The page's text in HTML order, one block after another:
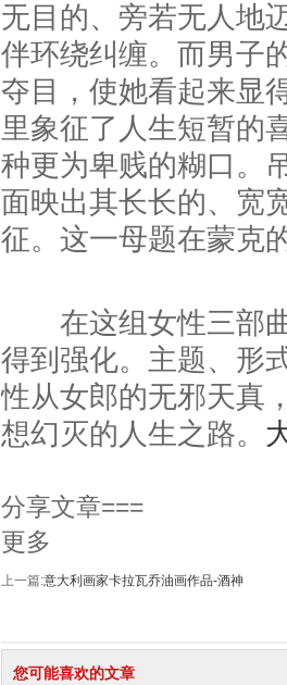
无目的、旁若无人地
伴环绕纠缠。而男子
夺目，使她看起来显
里象征了人生短暂的
种更为卑贱的糊口。
面映出其长长的、宽
征。这一母题在蒙克
在这组女性三部曲
得到强化。主题、形
性从女郎的无邪天真
想幻灭的人生之路。
分享文章===
更多
上一篇:意大利画家卡拉瓦乔油画作品-酒神
您可能喜欢的文章